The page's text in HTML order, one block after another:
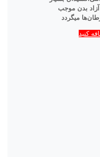
آزاد بدن موجب
می­گردد
کنید